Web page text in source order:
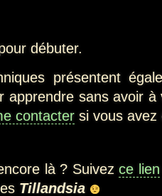
débuter.
présentent
apprendre sans avoir
contacter si vous avez
là ? Suivezce lien
Tillandsia